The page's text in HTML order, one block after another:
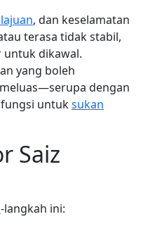
, dan keselamatan
terasa tidak stabil,
untuk dikawal.
yang boleh
dengan
untuksukan
Saiz
-langkah ini: